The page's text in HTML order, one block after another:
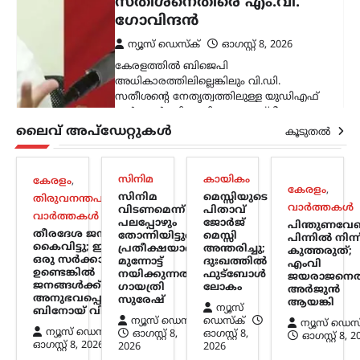
സമയമില്ല;
കൂറുമാറിയവരെ
കാണാനും അവർക്കൊപ്പം
നിൽക്കുമെന്ന് ഉറപ്പ്
നൽകാനും സമയം
കണ്ടെത്തുന്നു: ഉദ്ധവ്
താക്കറെ
ന്യൂസ് ഡെസ്ക്
ഓഗസ്റ്റ്‌ 8, 2026
പ്രധാനമന്ത്രി നരേന്ദ്ര മോദിക്കെതിരെ
രൂക്ഷ വിമർശനവുമായി ശിവസേന
(യുബിടി) അധ്യക്ഷൻ ഉദ്ധവ് താക്കറെ.
രാജ്യത്ത് പ്രതിഷേധിക്കുന്ന യുവാക്കളുടെ
പ്രശ്നങ്ങൾ പരിഗണിക്കാൻ സമയം
കണ്ടെത്താത്ത പ്രധാനമന്ത്രി, പാർട്ടി
വിട്ട്…
കേരളം,വാർത്തകൾ
പിന്തുണവേണ്ട, പിന്നില്‍
നിന്ന് കുത്തരുത്; എംവി
ലൈവ് അപ്‌ഡേറ്റുകൾ കൂടുതൽ
കേരളം,
തിരുവനന്തപുരം,
വാർത്തകൾ
തീരദേശ ജനങ്ങളെ
കൈവിട്ടു; ഇവിടെ
ഒരു സര്‍ക്കാര്‍
ഉണ്ടെങ്കില്‍
ജനങ്ങള്‍ക്ക് അത്
അനുഭവപ്പെടുന്നില്ല:
ബിനോയ് വിശ്വം
ന്യൂസ് ഡെസ്ക്
ഓഗസ്റ്റ്‌ 8, 2026
സിനിമ
സിനിമ
വിടണമെന്ന്
പലപ്പോഴും
തോന്നിയിട്ടുണ്ട്;
പ്രതീക്ഷയാണ്
മുന്നോട്ട്
നയിക്കുന്നത്:
ഗായത്രി
സുരേഷ്
ന്യൂസ് ഡെസ്ക്
ഓഗസ്റ്റ്‌ 8,
2026
കായികം
മെസ്സിയുടെ
പിതാവ്
ജോർജ്
മെസ്സി
അന്തരിച്ചു;
ദുഃഖത്തിൽ
ഫുട്ബോൾ
ലോകം
ന്യൂസ്
ഡെസ്ക്
ഓഗസ്റ്റ്‌ 8,
2026
കേരളം,
വാർത്തകൾ
പിന്നില്‍
കുത്തരുത്;
എംവി
അര്‍ജുന്‍
ആയങ്കി
ന്യൂസ്
ഓഗസ്റ്റ്‌ 8,